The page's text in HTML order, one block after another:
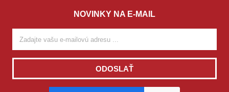
NOVINKY NA E-MAIL
ODOSLAŤ